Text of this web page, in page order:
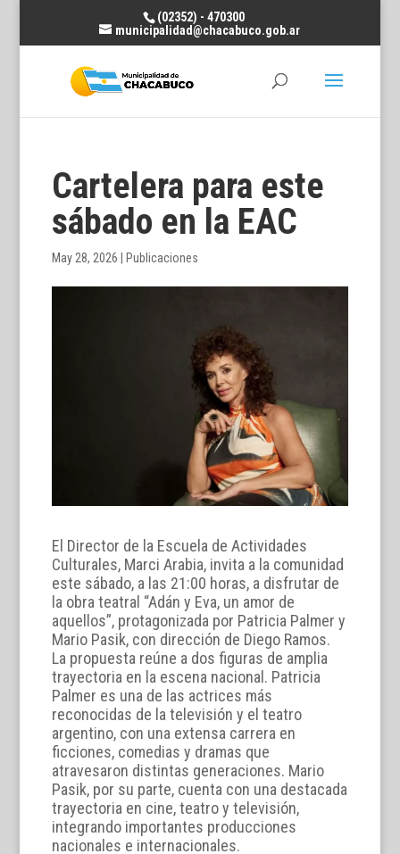
(02352) - 470300
municipalidad@chacabuco.gob.ar
Cartelera para este
sábado en la EAC
May 28, 2026 Publicaciones
El Director de la Escuela de Actividades
Culturales, Marci Arabia, invita a la comunidad
este sábado, a las 21:00 horas, a disfrutar de
la obra teatral “Adán y Eva, un amor de
aquellos”, protagonizada por Patricia Palmer y
Mario Pasik, con dirección de Diego Ramos.
La propuesta reúne a dos figuras de amplia
trayectoria en la escena nacional. Patricia
Palmer es una de las actrices más
reconocidas de la televisión y el teatro
argentino, con una extensa carrera en
ficciones, comedias y dramas que
atravesaron distintas generaciones. Mario
Pasik, por su parte, cuenta con una destacada
trayectoria en cine, teatro y televisión,
integrando importantes producciones
nacionales e internacionales.